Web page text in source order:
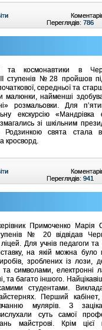
Переглядів: 786
та космонавтики в
ІІІ ступенів №28 пройшов
середньої та
найменші
розмальовки. Для
екскурсію «Мандрівка
зі шкільним
Родзинкою свята стала
кросворд.
Переглядів: 941
Примоченко Марія
№ 20 відвідав
Для учнів педагоги та
на якій можна було
зроблених із лози,
символами, електронні
та багато іншого.
студентами.
Перший
мулярів. З
суть самої
майстрові. Крім цієї